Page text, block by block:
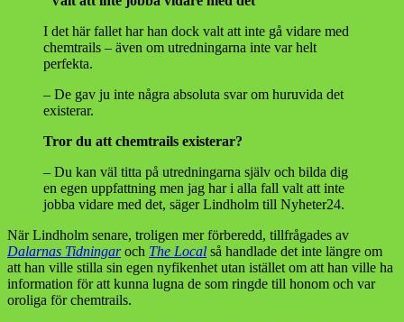
I det här fallet har han dock valt att inte gå vidare med
chemtrails – även om utredningarna inte var helt
perfekta.
– De gav ju inte några absoluta svar om huruvida det
existerar.
Tror du att chemtrails existerar?
– Du kan väl titta på utredningarna själv och bilda dig
en egen uppfattning men jag har i alla fall valt att inte
jobba vidare med det, säger Lindholm till Nyheter24.
När Lindholm senare, troligen mer förberedd, tillfrågades av
Dalarnas Tidningaroch The Local så handlade det inte längre om
att han ville stilla sin egen nyfikenhet utan istället om att han ville ha
information för att kunna lugna de som ringde till honom och var
oroliga för chemtrails.